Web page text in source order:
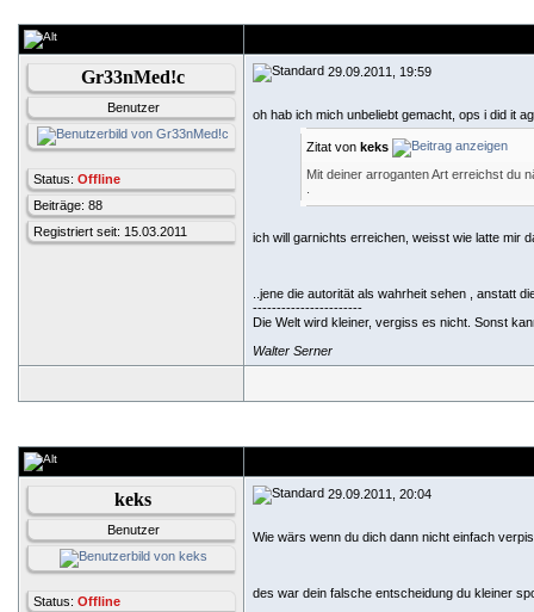
Gr33nMed!c
Benutzer
Status: Offline
Beiträge: 88
Registriert seit: 15.03.2011
29.09.2011, 19:59
oh hab ich mich unbeliebt gemacht, ops i did it
Zitat von keks
Mit deiner arroganten Art erreichst du
ich will garnichts erreichen, weisst wie latte mir
..jene die autorität als wahrheit sehen , anstatt
-----------------------
Die Welt wird kleiner, vergiss es nicht. Sonst
Walter Serner
keks
Benutzer
Status: Offline
29.09.2011, 20:04
Wie wärs wenn du dich dann nicht einfach
des war dein falsche entscheidung du kleiner